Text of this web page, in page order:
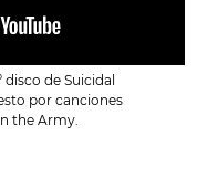
disco de Suicidal
por canciones
the Army.